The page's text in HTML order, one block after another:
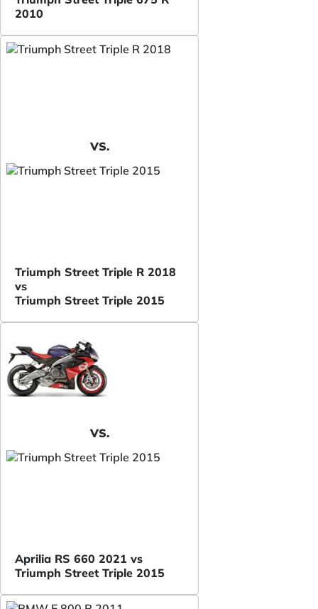
2010
VS.
Triumph Street Triple R 2018
vs
Triumph Street Triple 2015
VS.
Aprilia RS 660 2021 vs
Triumph Street Triple 2015